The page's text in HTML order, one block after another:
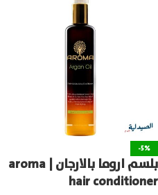
-5%
بلسم اروما بالارجان | aroma
hair conditioner